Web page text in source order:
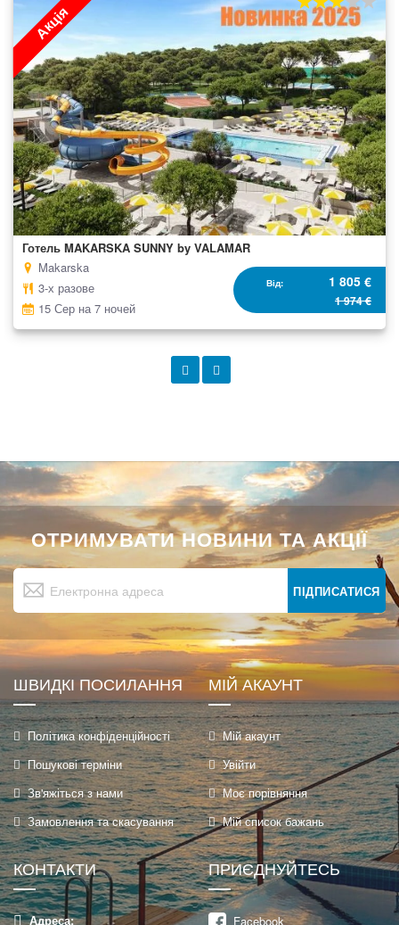
60%
% of100
Готель MAKARSKA SUNNY by VALAMAR
Акція
Від 1 805 €
1 974 €
Makarska
3-х разове
15 Сер на 7 ночей
ОТРИМУВАТИ НОВИНИ ТА АКЦІЇ
Підпишіться
на
нашу
новин:
ПІДПИСАТИСЯ
ШВИДКІ ПОСИЛАННЯ
Політика конфіденційності
Пошукові терміни
Зв'яжіться з нами
Замовлення та скасування
МІЙ АКАУНТ
Мій акаунт
Увійти
Моє порівняння
Мій список бажань
КОНТАКТИ
Адреса:
ПРИЄДНУЙТЕСЬ
Facebook